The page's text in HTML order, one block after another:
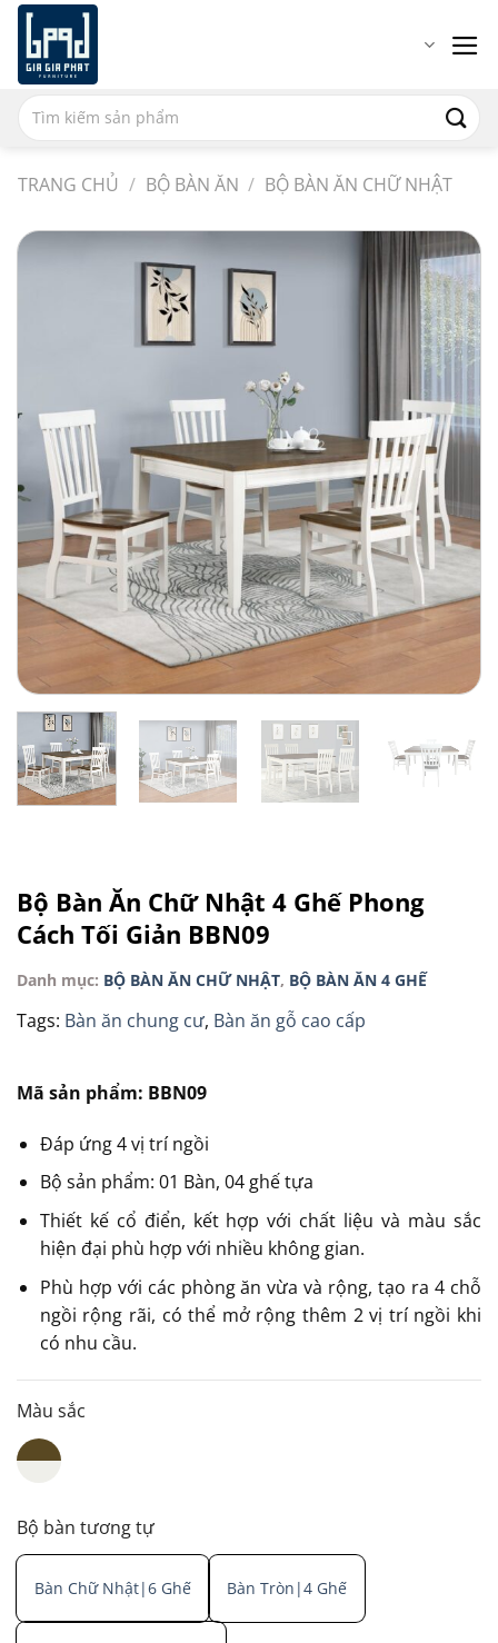
Chuyển
dung
Tìm
kiếm:
TRANG CHỦ / BỘ BÀN ĂN / BỘ BÀN ĂN CHỮ NHẬT
Bộ Bàn Ăn Chữ Nhật 4 Ghế Phong
Cách Tối Giản BBN09
Danh mục: BỘ BÀN ĂN CHỮ NHẬT, BỘ BÀN ĂN 4 GHẾ
Tags: Bàn ăn chung cư, Bàn ăn gỗ cao cấp
Mã sản phẩm: BBN09
Đáp ứng 4 vị trí ngồi
Bộ sản phẩm: 01 Bàn, 04 ghế tựa
Thiết kế cổ điển, kết hợp với chất liệu và màu sắc
hiện đại phù hợp với nhiều không gian.
Phù hợp với các phòng ăn vừa và rộng, tạo ra 4 chỗ
ngồi rộng rãi, có thể mở rộng thêm 2 vị trí ngồi khi
có nhu cầu.
Màu sắc
Bộ bàn tương tự
Bàn Chữ Nhật|6 Ghế Bàn Tròn|4 Ghế
Họ tên
Email
Số điện thoại